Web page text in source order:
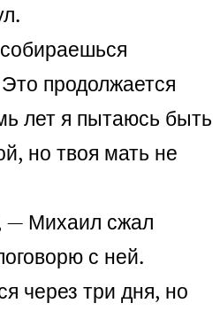
продолжается
лет я пытаюсь быть
но твоя мать не
Михаил сжал
с ней.
через три дня, но